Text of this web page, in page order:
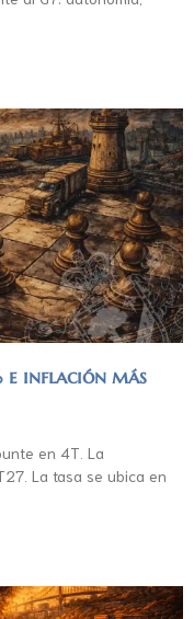
e inflación más
en 4T. La
La tasa se ubica en